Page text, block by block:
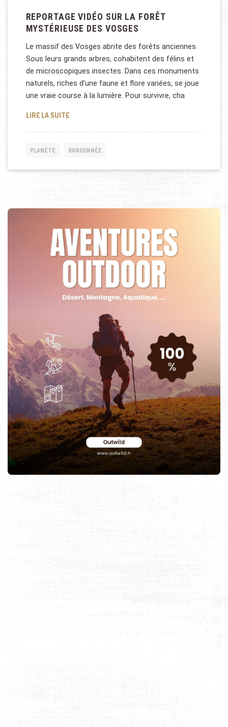
REPORTAGE VIDÉO SUR LA FORÊT
MYSTÉRIEUSE DES VOSGES
Le massif des Vosges abrite des forêts anciennes.
Sous leurs grands arbres, cohabitent des félins et
de microscopiques insectes. Dans ces monuments
naturels, riches d’une faune et flore variées, se joue
une vraie course à la lumière. Pour survivre, cha
LIRE LA SUITEREPORTAGE VIDÉO SUR LA FORÊT MYSTÉRIEUSE
PLANÈTE RANDONNÉE